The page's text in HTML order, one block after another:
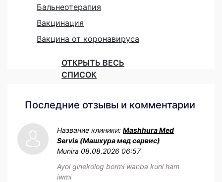
Бальнеотерапия
Вакцинация
Вакцина от коронавируса
ОТКРЫТЬ ВЕСЬ
СПИСОК
Последние отзывы и комментарии
Название клиники: Mashhura Med
Servis (Машхура мед сервис)
Munira 08.08.2026 06:57
Ayol ginekolog bormi wanba kuni ham
iwmi